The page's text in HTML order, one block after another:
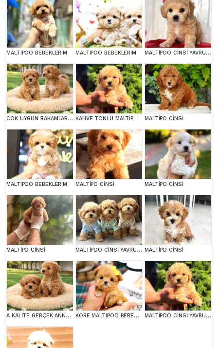
MALTIPOO BEBEKLERIM MALTIPOO BEBEKLERIM MALTİPOO CİNSİ YAVRULAR EV ÜRETİMİ
COK UYGUN RAKAMLARA GERÇEK MALTİPOO YAVRULAR KAHVE TONLU MALTİPOO CİNSİ YAVRULAR MALTİPO CİNSİ
MALTIPOO BEBEKLERIM MALTİPO CİNSİ MALTİPO CİNSİ
MALTİPO CİNSİ MALTİPOO CİNSİ YAVRULAR EV ÜRETİMİ MALTİPO CİNSİ
A KALİTE GERÇEK ANNE BABA MALTİPOO YAVRULAR KORE MALTIPOO BEBEKLERIM MALTİPOO CİNSİ YAVRULAR EV ÜRETİMİ